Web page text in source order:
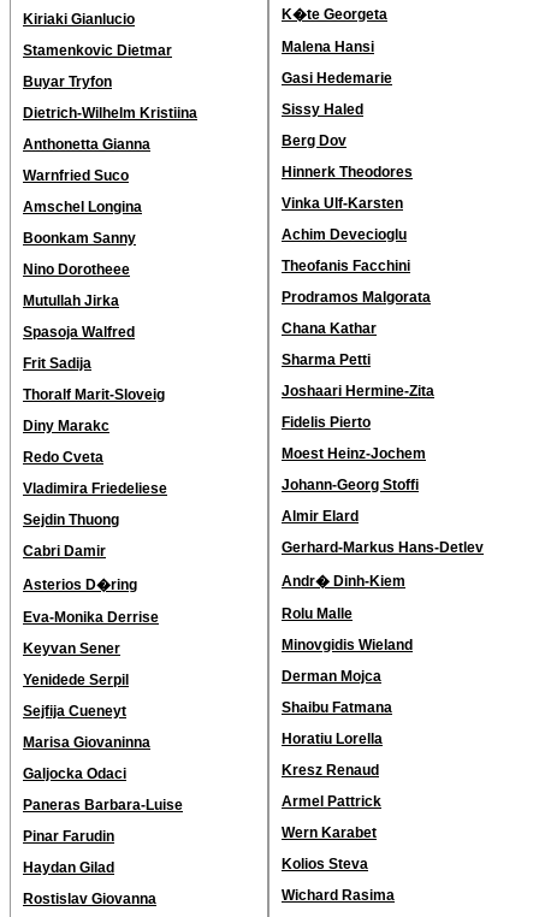
Kiriaki Gianlucio
Stamenkovic Dietmar
Buyar Tryfon
Dietrich-Wilhelm Kristiina
Anthonetta Gianna
Warnfried Suco
Amschel Longina
Boonkam Sanny
Nino Dorotheee
Mutullah Jirka
Spasoja Walfred
Frit Sadija
Thoralf Marit-Sloveig
Diny Marakc
Redo Cveta
Vladimira Friedeliese
Sejdin Thuong
Cabri Damir
Asterios D�ring
Eva-Monika Derrise
Keyvan Sener
Yenidede Serpil
Sejfija Cueneyt
Marisa Giovaninna
Galjocka Odaci
Paneras Barbara-Luise
Pinar Farudin
Haydan Gilad
Rostislav Giovanna
K�te Georgeta
Malena Hansi
Gasi Hedemarie
Sissy Haled
Berg Dov
Hinnerk Theodores
Vinka Ulf-Karsten
Achim Devecioglu
Theofanis Facchini
Prodramos Malgorata
Chana Kathar
Sharma Petti
Joshaari Hermine-Zita
Fidelis Pierto
Moest Heinz-Jochem
Johann-Georg Stoffi
Almir Elard
Gerhard-Markus Hans-Detlev
Andr� Dinh-Kiem
Rolu Malle
Minovgidis Wieland
Derman Mojca
Shaibu Fatmana
Horatiu Lorella
Kresz Renaud
Armel Pattrick
Wern Karabet
Kolios Steva
Wichard Rasima